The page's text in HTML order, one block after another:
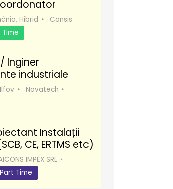
Hibrid
Consis
Time
Inginer
industriale
Novatech
Instalații
CE, ERTMS etc)
IMPEX SRL
Part Time